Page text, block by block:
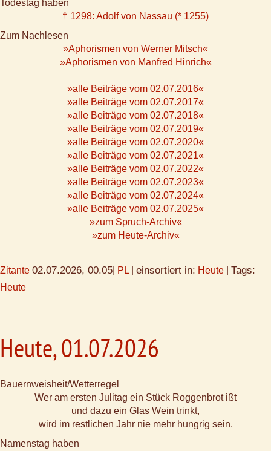
Todestag haben
† 1298: Adolf von Nassau (* 1255)
Zum Nachlesen
»Aphorismen von Werner Mitsch«
»Aphorismen von Manfred Hinrich«
»alle Beiträge vom 02.07.2016«
»alle Beiträge vom 02.07.2017«
»alle Beiträge vom 02.07.2018«
»alle Beiträge vom 02.07.2019«
»alle Beiträge vom 02.07.2020«
»alle Beiträge vom 02.07.2021«
»alle Beiträge vom 02.07.2022«
»alle Beiträge vom 02.07.2023«
»alle Beiträge vom 02.07.2024«
»alle Beiträge vom 02.07.2025«
»zum Spruch-Archiv«
»zum Heute-Archiv«
Zitante 02.07.2026, 00.05 PL einsortiert in: Heute Tags:
Heute
Heute, 01.07.2026
Bauernweisheit/Wetterregel
Wer am ersten Julitag ein Stück Roggenbrot ißt
und dazu ein Glas Wein trinkt,
wird im restlichen Jahr nie mehr hungrig sein.
Namenstag haben